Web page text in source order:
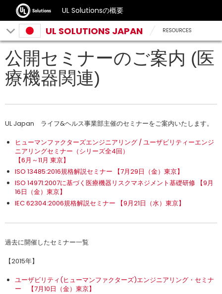
UL Solutionsの概要
UL SOLUTIONS JAPAN RESOURCES
公開セミナーのご案内 (医
療機器関連)
UL Japan ライフ&ヘルス事業部主催のセミナーをご案内いたします。
ヒューマンファクターズエンジニアリング / ユーザビリティーエンジ
ニアリングセミナー（シリーズ全4回）
【6月～11月 東京】
ISO 13485:2016規格解説セミナー 【7月29日（金）東京】
ISO 14971:2007に基づく医療機器リスクマネジメント基礎研修 【9月
16日（金）東京】
IEC 62304:2006規格解説セミナー 【9月21日（水）東京】
過去に開催したセミナー一覧
【2015年】
ユーザビリティ(ヒューマンファクターズ)エンジニアリング・セミナ
ー 【7月10日（金）東京】